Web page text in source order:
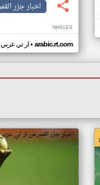
اخبار جزر
NH91ES
ار تي عربي• arabic.rt.com
اخبار جزر القمر من ار تي